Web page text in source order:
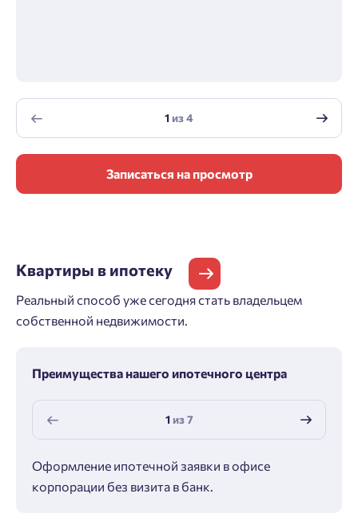
1из4
Записаться на просмотр
Квартиры в ипотеку
Реальный способ уже сегодня стать владельцем
собственной недвижимости.
Преимущества нашего ипотечного центра
1из7
Оформление ипотечной заявки в офисе
корпорации без визита в банк.